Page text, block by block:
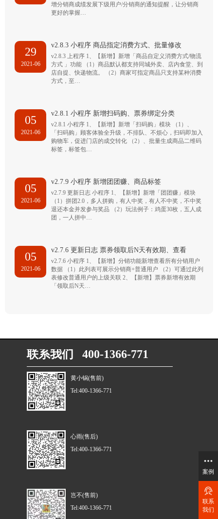
增分销商成绩发展下级用户/分销商的通知提醒，让分销商
更好的掌握…
29
2021-06
v2.8.3 小程序 商品指定消费方式、批量修改
v2.8.3 上程序 1、【新增】新增「商品自定义消费方式/物流
方式 」功能 （1）商品默认都支持同城外卖、店内食堂、到
店自提、快递物流。 （2）商家可指定商品只支持某种消费
方式，至…
05
2021-06
v2.8.1 小程序 新增扫码购、票券绑定分类
v2.8.1 小程序 1、【新增】新增「扫码购」模块 （1）、
「扫码购」顾客体验全升级，不排队、不烦心，扫码即加入
购物车，促进门店的成交转化 （2）、批量生成商品二维码
标签，标签包…
05
2021-06
v2.7.9 小程序 新增团团赚、商品标签
v2.7.9 更新日志 小程序 1、【新增】新增「团团赚」模块
（1）拼团2.0，多人拼购，有人中奖，有人不中奖，不中奖
退还本金并发参与奖品 （2）玩法例子：鸡蛋30枚，五人成
团，一人拼中…
05
2021-06
v2.7.6 更新日志 票券领取后N天有效期、查看
v2.7.6 小程序 1、【新增】分销功能新增查看所有分销用户
数据 （1）此列表可展示分销商+普通用户 （2）可通过此列
表修改普通用户的上级关联 2、【新增】票券新增有效期
「领取后N天…
联系我们 400-1366-771
黄小锅(售前)
Tel:400-1366-771
心雨(售后)
Tel:400-1366-771
岂不(售前)
Tel:400-1366-771
案例
联系
我们